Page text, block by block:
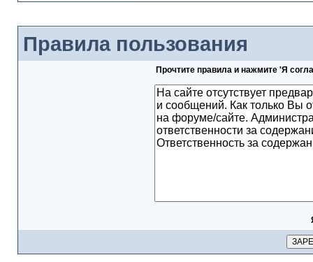
Правила пользования
Прочтите правила и нажмите 'Я